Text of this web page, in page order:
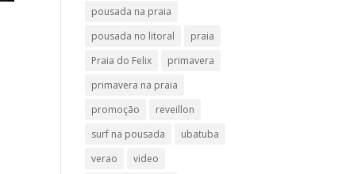
pousada na praia
pousada no litoral
praia
Praia do Felix
primavera
primavera na praia
promoção
reveillon
surf na pousada
ubatuba
verao
video